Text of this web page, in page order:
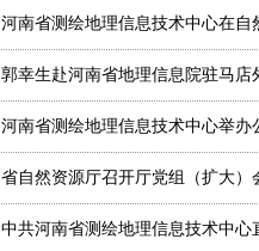
河南省测绘地理信息技术中心在
郭幸生赴河南省地理信息院驻马
河南省测绘地理信息技术中心举办
省自然资源厅召开厅党组（扩大
中共河南省测绘地理信息技术中